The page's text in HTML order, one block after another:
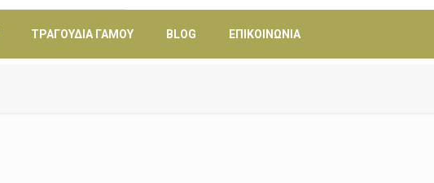
ΤΡΑΓΟΎΔΙΑ ΓΆΜΟΥ BLOG ΕΠΙΚΟΙΝΩΝΊΑ